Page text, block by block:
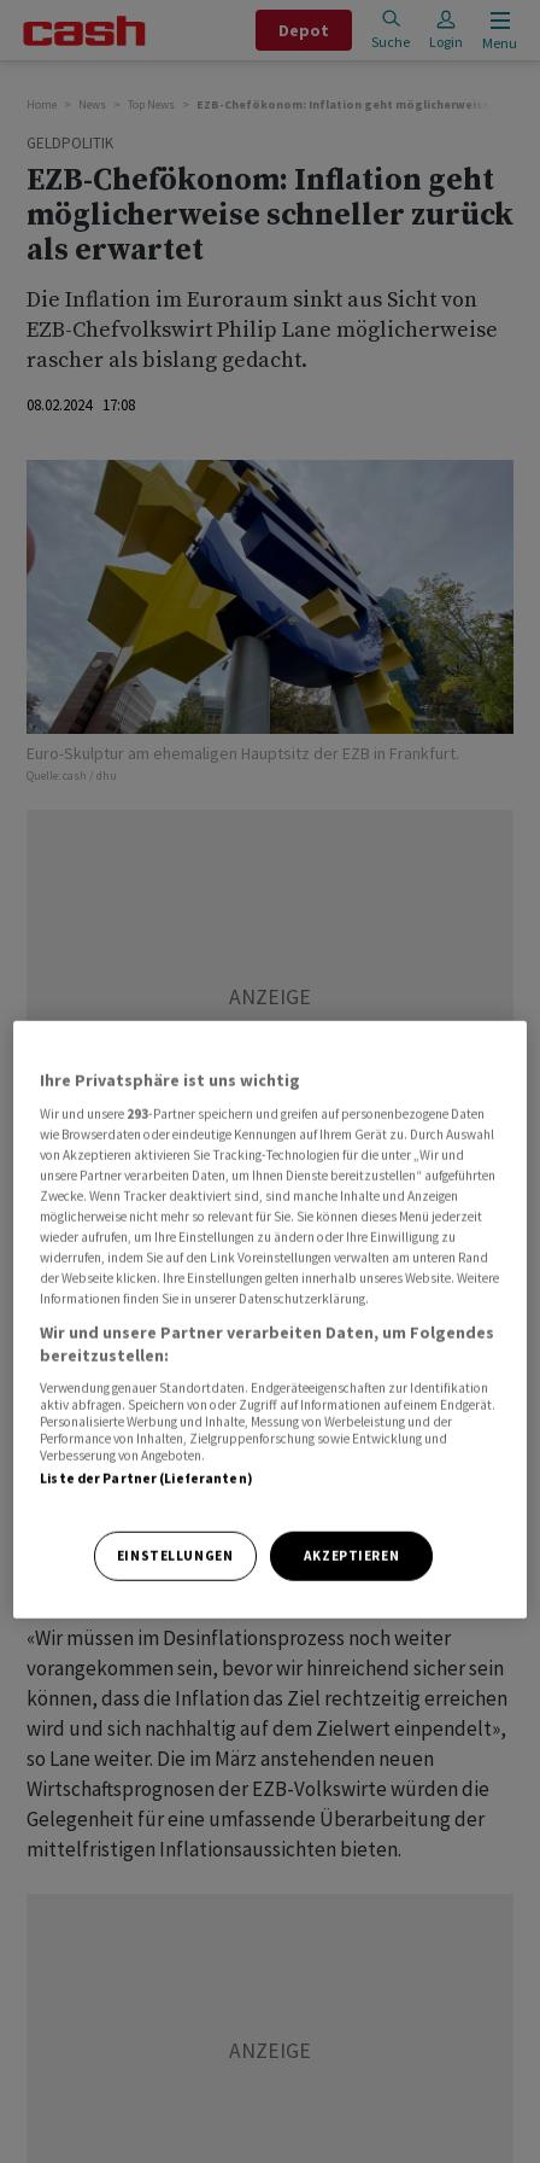
Depot
Suche Login Menu
Home News Top News EZB-Chefökonom: Inflation geht möglicherweise
GELDPOLITIK
EZB-Chefökonom: Inflation geht
möglicherweise schneller zurück
als erwartet
Die Inflation im Euroraum sinkt aus Sicht von
EZB-Chefvolkswirt Philip Lane möglicherweise
rascher als bislang gedacht.
08.02.2024 17:08
Euro-Skulptur am ehemaligen Hauptsitz der EZB in Frankfurt.
Quelle: cash / dhu
Die hereinkommenden Daten legten nahe, dass der
Prozess des Inflationsrückgangs kurzfristig schneller
verlaufen könnte als bisher erwartet, hiess es in einem
am Donnerstag veröffentlichten Vortrag von Lane zu
einer Veranstaltung der Brookings Institution in
Washington.
«Gleichwohl sind die Auswirkungen auf die
mittelfristige Inflation weniger klar», fügte er hinzu. Die
EZB strebt mittelfristig eine Inflationsrate von 2,0
an. Im Januar lag die Teuerungsrate bei 2,8 Prozent
nach 2,9 Prozent im Dezember.
«Wir müssen im Desinflationsprozess noch weiter
vorangekommen sein, bevor wir hinreichend sicher sein
können, dass die Inflation das Ziel rechtzeitig erreichen
wird und sich nachhaltig auf dem Zielwert einpendelt»,
so Lane weiter. Die im März anstehenden neuen
Wirtschaftsprognosen der EZB-Volkswirte würden die
Gelegenheit für eine umfassende Überarbeitung der
mittelfristigen Inflationsaussichten bieten.
Ihre Privatsphäre ist uns wichtig
Wir und unsere 293-Partner speichern und greifen auf personenbezogene Daten
wie Browserdaten oder eindeutige Kennungen auf Ihrem Gerät zu. Durch Auswahl
von Akzeptieren aktivieren Sie Tracking-Technologien für die unter „Wir und
unsere Partner verarbeiten Daten, um Ihnen Dienste bereitzustellen“ aufgeführten
Zwecke. Wenn Tracker deaktiviert sind, sind manche Inhalte und Anzeigen
möglicherweise nicht mehr so relevant für Sie. Sie können dieses Menü jederzeit
wieder aufrufen, um Ihre Einstellungen zu ändern oder Ihre Einwilligung zu
widerrufen, indem Sie auf den Link Voreinstellungen verwalten am unteren Rand
der Webseite klicken. Ihre Einstellungen gelten innerhalb unseres Website. Weitere
Informationen finden Sie in unserer Datenschutzerklärung.
Wir und unsere Partner verarbeiten Daten, um Folgendes
bereitzustellen:
Verwendung genauer Standortdaten. Endgeräteeigenschaften zur Identifikation
aktiv abfragen. Speichern von oder Zugriff auf Informationen auf einem Endgerät.
Personalisierte Werbung und Inhalte, Messung von Werbeleistung und der
Performance von Inhalten, Zielgruppenforschung sowie Entwicklung und
Verbesserung von Angeboten.
Liste der Partner (Lieferanten)
EINSTELLUNGEN AKZEPTIEREN